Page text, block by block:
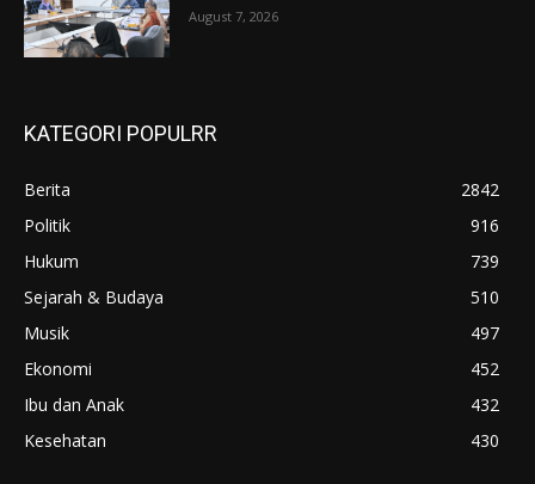
August 7, 2026
KATEGORI POPULRR
Berita
2842
Politik
916
Hukum
739
Sejarah & Budaya
510
Musik
497
Ekonomi
452
Ibu dan Anak
432
Kesehatan
430